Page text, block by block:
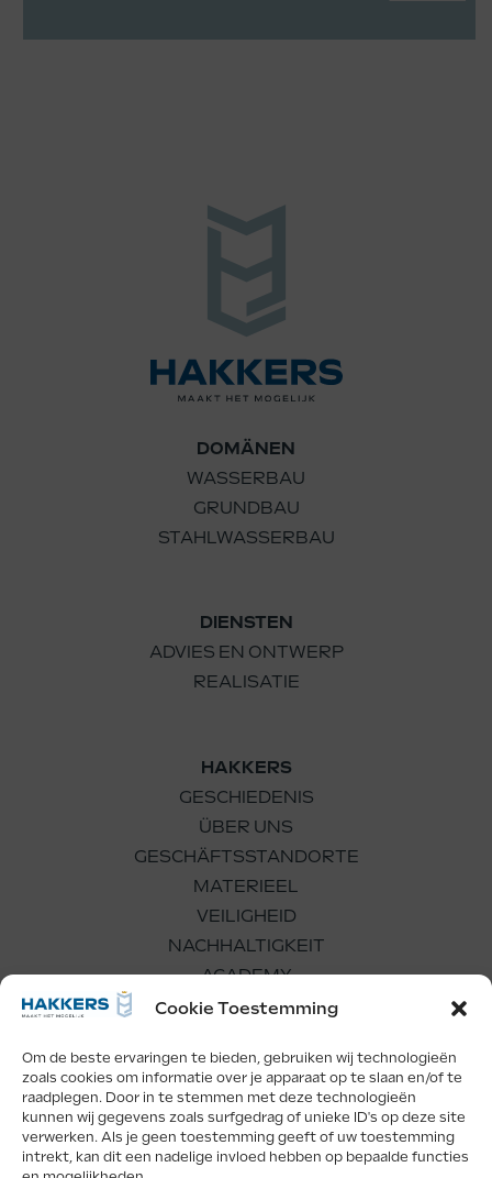
Cookie Toestemming
Om de beste ervaringen te bieden, gebruiken wij technologieën
zoals cookies om informatie over je apparaat op te slaan en/of te
raadplegen. Door in te stemmen met deze technologieën
kunnen wij gegevens zoals surfgedrag of unieke ID's op deze site
verwerken. Als je geen toestemming geeft of uw toestemming
intrekt, kan dit een nadelige invloed hebben op bepaalde functies
DOMÄNEN
WASSERBAU
GRUNDBAU
STAHLWASSERBAU
DIENSTEN
ADVIES EN ONTWERP
REALISATIE
HAKKERS
GESCHIEDENIS
ÜBER UNS
GESCHÄFTSSTANDORTE
MATERIEEL
VEILIGHEID
NACHHALTIGKEIT
ACADEMY
WERKEN BIJ
Facebook
LinkedIn
Instagram